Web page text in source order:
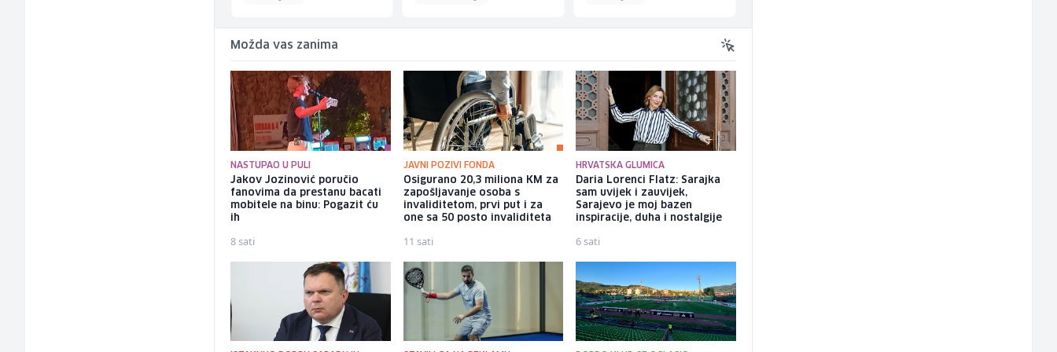
Možda vas zanima
NASTUPAO U PULI
Jakov Jozinović poručio
fanovima da prestanu bacati
mobitele na binu: Pogazit ću
ih
8 sati
JAVNI POZIVI FONDA
Osigurano 20,3 miliona KM za
zapošljavanje osoba s
invaliditetom, prvi put i za
one sa 50 posto invaliditeta
11 sati
HRVATSKA GLUMICA
Daria Lorenci Flatz: Sarajka
sam uvijek i zauvijek,
Sarajevo je moj bazen
inspiracije, duha i nostalgije
6 sati